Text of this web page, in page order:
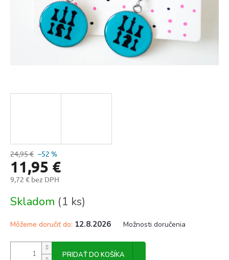
24,95 € –52 %
11,95 €
9,72 € bez DPH
cena:
Skladom (1 ks)
Môžeme doručiť do: 12.8.2026 Možnosti doručenia
PRIDAŤ DO KOŠÍKA